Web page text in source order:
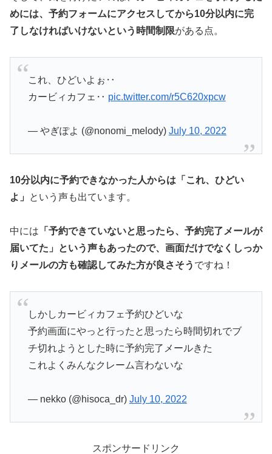
めには、予約フォームにアクセスしてから10分以内に完
了しなければいけないという時間制限がある点。
これ、ひどいよぉ‥
カービィカフェ‥ pic.twitter.com/r5C620xpcw
— やぎぽよ (@nonomi_melody) July 10, 2022
10分以内に予約できなかった人からは「これ、ひどい
よ」
という声も出ています。
中には 「予約できていないと思ったら、予約完了メールが
届いてた」という声もあったので、画面だけでなくしっか
りメールの方も確認してみた方が良さそう ですね！
しかしカービィカフェ予約ひどいな
予約画面にやっと行ったと思ったら時間切れでブ
チ切れようとした時に予約完了メールきた
これよくみんなクレーム言わないな
— nekko (@hisoca_dr) July 10, 2022
スポンサードリンク